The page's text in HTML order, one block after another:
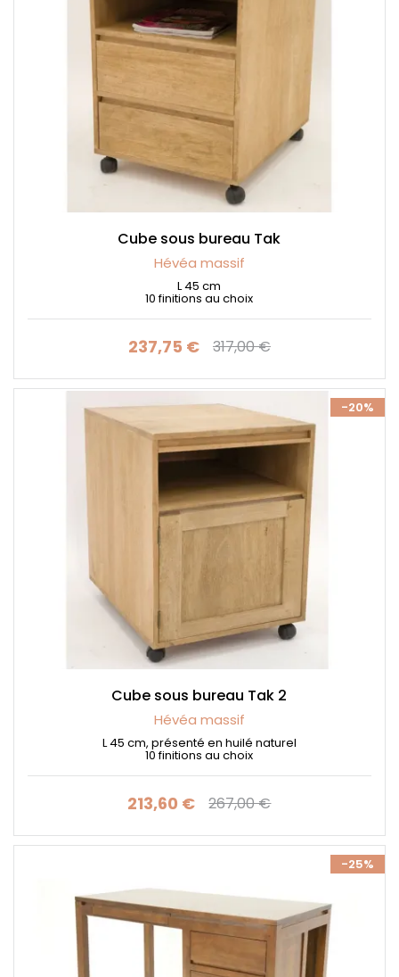
Cube sous bureau Tak
Hévéa massif
L 45 cm
10 finitions au choix
Prix
237,75 €Prix de base
317,00 €
-20%
Cube sous bureau Tak 2
Hévéa massif
L 45 cm, présenté en huilé naturel
10 finitions au choix
Prix
213,60 € Prix de base
267,00 €
-25%